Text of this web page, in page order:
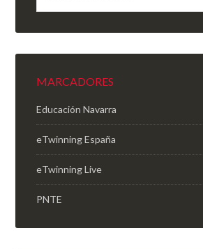
MARCADORES
Educación Navarra
eTwinning España
eTwinning Live
PNTE